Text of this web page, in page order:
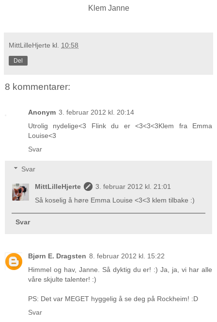
Klem Janne
MittLilleHjerte kl. 10:58
Del
8 kommentarer:
Anonym 3. februar 2012 kl. 20:14
Utrolig nydelige<3 Flink du er <3<3<3Klem fra Emma
Louise<3
Svar
Svar
MittLilleHjerte
3. februar 2012 kl. 21:01
Så koselig å høre Emma Louise <3<3 klem tilbake :)
Svar
Bjørn E. Dragsten 8. februar 2012 kl. 15:22
Himmel og hav, Janne. Så dyktig du er! :) Ja, ja, vi har alle
våre skjulte talenter! :)
PS: Det var MEGET hyggelig å se deg på Rockheim! :D
Svar